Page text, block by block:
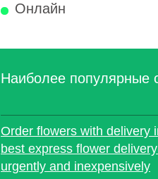
Онлайн
Наиболее популярные
Order flowers with delivery
best express flower
urgently and inexpensively